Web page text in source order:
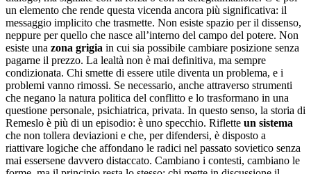
un elemento che rende questa vicenda ancora più significativa: il
messaggio implicito che trasmette. Non esiste spazio per il dissenso,
neppure per quello che nasce all’interno del campo del potere. Non
esiste una zona grigia in cui sia possibile cambiare posizione senza
pagarne il prezzo. La lealtà non è mai definitiva, ma sempre
condizionata. Chi smette di essere utile diventa un problema, e i
problemi vanno rimossi. Se necessario, anche attraverso strumenti
che negano la natura politica del conflitto e lo trasformano in una
questione personale, psichiatrica, privata. In questo senso, la storia di
Remeslo è più di un episodio: è uno specchio. Riflette un sistema
che non tollera deviazioni e che, per difendersi, è disposto a
riattivare logiche che affondano le radici nel passato sovietico senza
mai essersene davvero distaccato. Cambiano i contesti, cambiano le